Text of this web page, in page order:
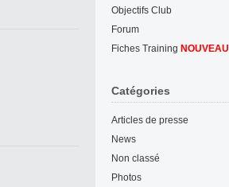
Objectifs Club
Forum
Fiches Training NOUVEAU
Catégories
Articles de presse
News
Non classé
Photos